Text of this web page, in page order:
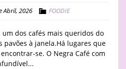
Abril, 2026 FOODIE
dos cafés mais queridos do
pavões à janela.Há lugares que
se. O Negra Café com